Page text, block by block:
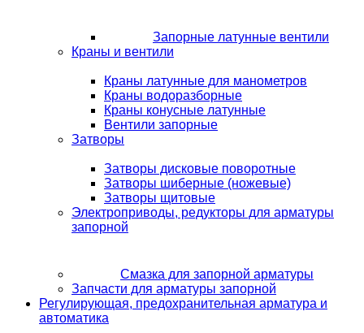
Запорные латунные вентили
Краны и вентили
Краны латунные для манометров
Краны водоразборные
Краны конусные латунные
Вентили запорные
Затворы
Затворы дисковые поворотные
Затворы шиберные (ножевые)
Затворы щитовые
Электроприводы, редукторы для арматуры
запорной
Смазка для запорной арматуры
Запчасти для арматуры запорной
Регулирующая, предохранительная арматура и
автоматика